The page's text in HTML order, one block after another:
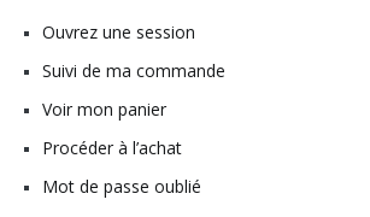
Ouvrez une session
Suivi de ma commande
Voir mon panier
Procéder à l’achat
Mot de passe oublié